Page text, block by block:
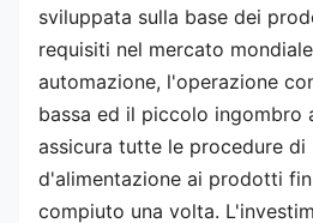
sviluppata sulla base dei
requisiti nel mercato
automazione, l'operazione
bassa ed il piccolo ingombro
assicura tutte le procedure di
d'alimentazione ai prodotti
compiuto una volta.